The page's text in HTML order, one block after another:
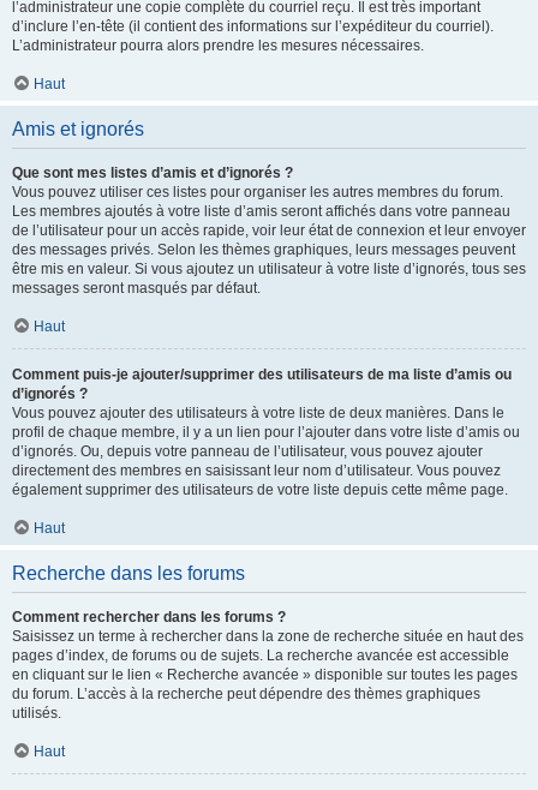
l’administrateur une copie complète du courriel reçu. Il est très important
d’inclure l’en-tête (il contient des informations sur l’expéditeur du courriel).
L’administrateur pourra alors prendre les mesures nécessaires.
Haut
Amis et ignorés
Que sont mes listes d’amis et d’ignorés ?
Vous pouvez utiliser ces listes pour organiser les autres membres du forum.
Les membres ajoutés à votre liste d’amis seront affichés dans votre panneau
de l’utilisateur pour un accès rapide, voir leur état de connexion et leur envoyer
des messages privés. Selon les thèmes graphiques, leurs messages peuvent
être mis en valeur. Si vous ajoutez un utilisateur à votre liste d’ignorés, tous ses
messages seront masqués par défaut.
Haut
Comment puis-je ajouter/supprimer des utilisateurs de ma liste d’amis ou
d’ignorés ?
Vous pouvez ajouter des utilisateurs à votre liste de deux manières. Dans le
profil de chaque membre, il y a un lien pour l’ajouter dans votre liste d’amis ou
d’ignorés. Ou, depuis votre panneau de l’utilisateur, vous pouvez ajouter
directement des membres en saisissant leur nom d’utilisateur. Vous pouvez
également supprimer des utilisateurs de votre liste depuis cette même page.
Haut
Recherche dans les forums
Comment rechercher dans les forums ?
Saisissez un terme à rechercher dans la zone de recherche située en haut des
pages d’index, de forums ou de sujets. La recherche avancée est accessible
en cliquant sur le lien « Recherche avancée » disponible sur toutes les pages
du forum. L’accès à la recherche peut dépendre des thèmes graphiques
utilisés.
Haut